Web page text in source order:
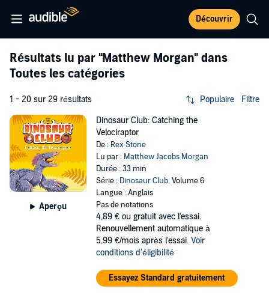
Découvrir
Résultats lu par "Matthew Morgan" dans
Toutes les catégories
1 - 20 sur 29 résultats Populaire Filtre
Aperçu
Dinosaur Club: Catching the
Velociraptor
De : Rex Stone
Lu par : Matthew Jacobs Morgan
Durée : 33 min
Série : Dinosaur Club, Volume 6
Langue : Anglais
Pas de notations
4,89 € ou gratuit avec l'essai.
Renouvellement automatique à
5,99 €/mois après l'essai. Voir
conditions d'éligibilité
Essayez Standard gratuitement